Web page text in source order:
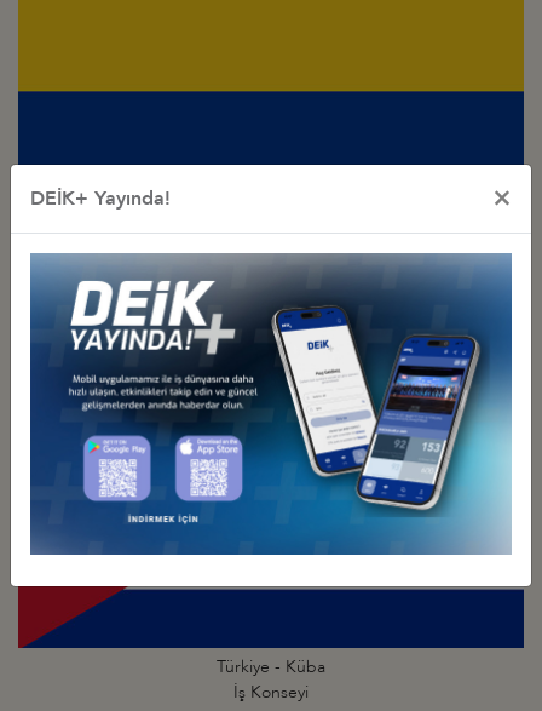
Türkiye - Kolombiya
İş Konseyi
Türkiye - Küba
İş Konseyi
DEİK+ Yayında! ×